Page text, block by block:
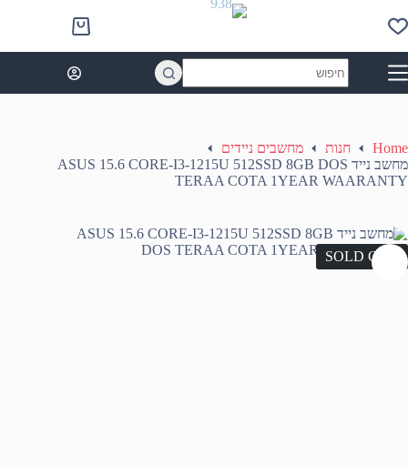
to
content
Shopping
cart
results
Home חנות
מחשבים ניידים
מחשב נייד ASUS 15.6 CORE-I3-1215U 512SSD 8GB DOS
TERAA COTA 1YEAR WAARANTY
SOLD OUT